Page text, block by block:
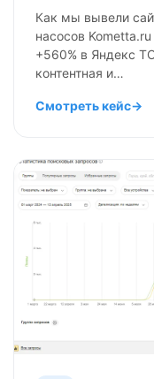
Как мы вывели
насосов
+560% в Яндекс
контентная и…
Смотреть кейс→